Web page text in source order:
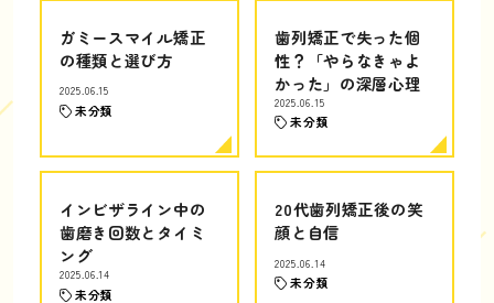
ガミースマイル矯正
の種類と選び方
2025.06.15
未分類
歯列矯正で失った個
性？「やらなきゃよ
かった」の深層心理
2025.06.15
未分類
インビザライン中の
歯磨き回数とタイミ
ング
2025.06.14
未分類
20代歯列矯正後の笑
顔と自信
2025.06.14
未分類